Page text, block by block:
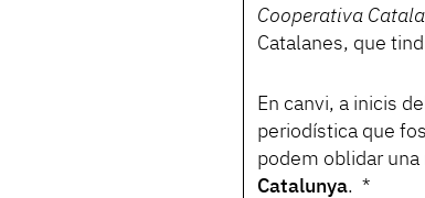
Cooperativa
Catalanes, que
En canvi, a inicis
periodística que
podem oblidar
Catalunya. *